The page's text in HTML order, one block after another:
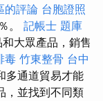
的評論 台胞證照
。 記帳士 題庫
大眾產品，銷售
毒 竹東整骨 台中
多通道貿易才能
，並找到不同類